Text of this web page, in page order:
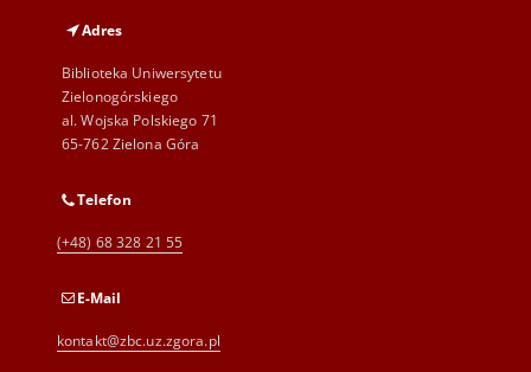
Adres
Biblioteka Uniwersytetu
Zielonogórskiego
al. Wojska Polskiego 71
65-762 Zielona Góra
Telefon
(+48) 68 328 21 55
E-Mail
kontakt@zbc.uz.zgora.pl